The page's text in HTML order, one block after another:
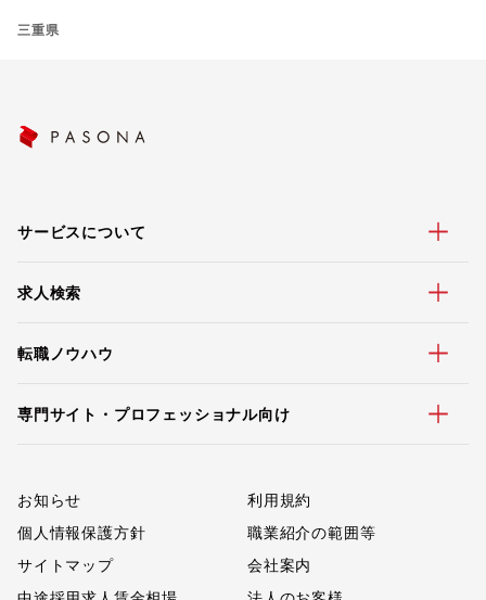
三重県
サービスについて
求人検索
転職ノウハウ
専門サイト・プロフェッショナル向け
お知らせ
利用規約
個人情報保護方針
職業紹介の範囲等
サイトマップ
会社案内